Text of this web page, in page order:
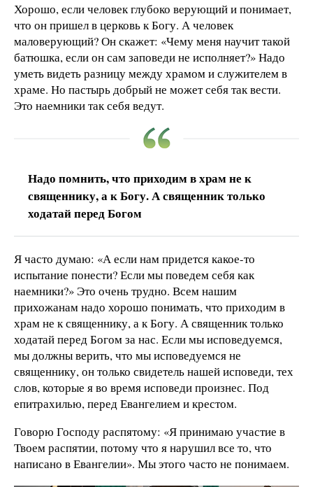
Хорошо, если человек глубоко верующий и понимает,
что он пришел в церковь к Богу. А человек
маловерующий? Он скажет: «Чему меня научит такой
батюшка, если он сам заповеди не исполняет?» Надо
уметь видеть разницу между храмом и служителем в
храме. Но пастырь добрый не может себя так вести.
Это наемники так себя ведут.
Надо помнить, что приходим в храм не к
священнику, а к Богу. А священник только
ходатай перед Богом
Я часто думаю: «А если нам придется какое-то
испытание понести? Если мы поведем себя как
наемники?» Это очень трудно. Всем нашим
прихожанам надо хорошо понимать, что приходим в
храм не к священнику, а к Богу. А священник только
ходатай перед Богом за нас. Если мы исповедуемся,
мы должны верить, что мы исповедуемся не
священнику, он только свидетель нашей исповеди, тех
слов, которые я во время исповеди произнес. Под
епитрахилью, перед Евангелием и крестом.
Говорю Господу распятому: «Я принимаю участие в
Твоем распятии, потому что я нарушил все то, что
написано в Евангелии». Мы этого часто не понимаем.